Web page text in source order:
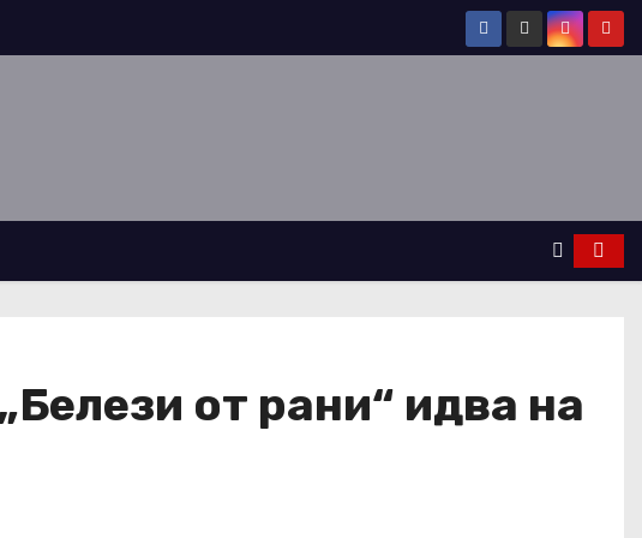
от рани“ идва на